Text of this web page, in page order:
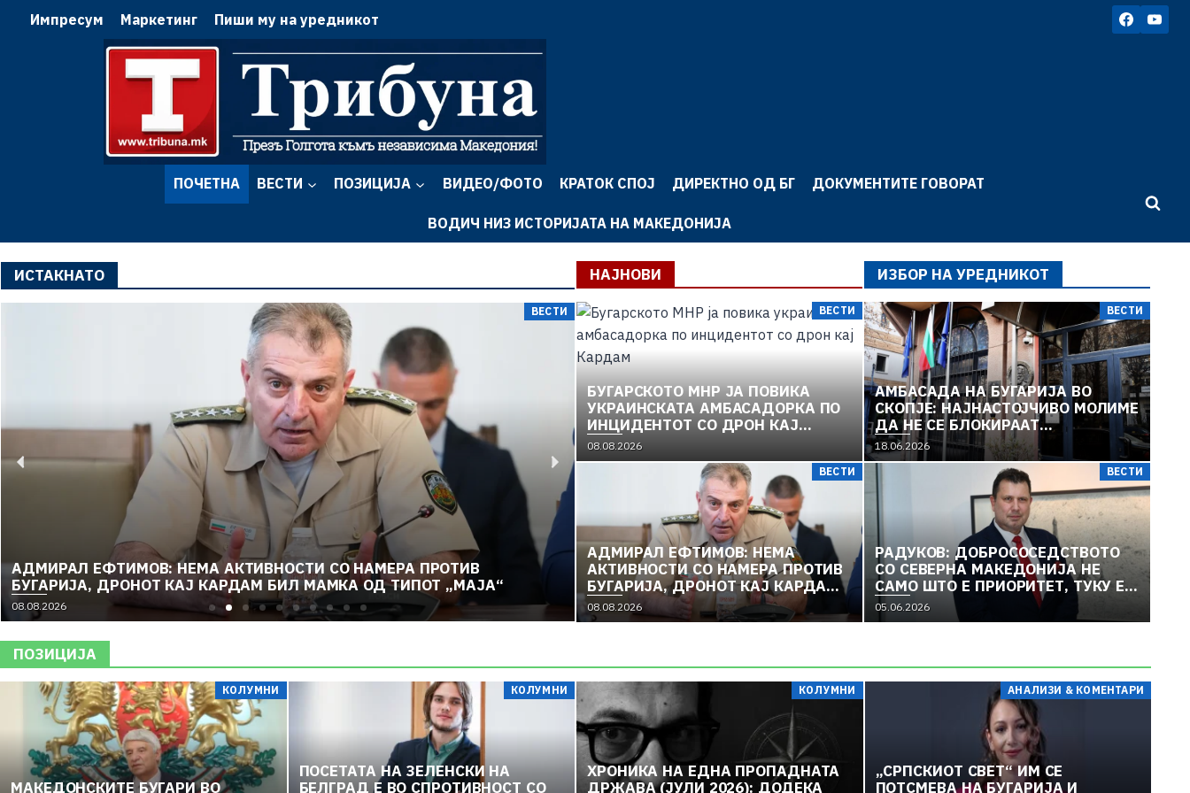
Импресум Маркетинг Пиши му на уредникот
ПОЧЕТНА ВЕСТИ ПОЗИЦИЈА ВИДЕО/ФОТО КРАТОК СПОЈ ДИРЕКТНО ОД БГ ДОКУМЕНТИТЕ ГОВОРАТ
ВОДИЧ НИЗ ИСТОРИЈАТА НА МАКЕДОНИЈА
ИСТАКНАТО
ВЕСТИ
АДМИРАЛ ЕФТИМОВ: НЕМА АКТИВНОСТИ СО НАМЕРА ПРОТИВ
БУГАРИЈА, ДРОНОТ КАЈ КАРДАМ БИЛ МАМКА ОД ТИПОТ „МАЈА“
08.08.2026
ВЕСТИ
УЧИТЕЛОТ НА СТАМБОЛОВ ЗА МАКЕДОНИЈА: ЗАБОРАВЕНИОТ ГЕОРГИ
КАНДИЛАРОВ И БИТКАТА ЗА БУГАРСКОТО УЧИЛИШТЕ
08.08.2026
НАЈНОВИ
ВЕСТИ
БУГАРСКОТО МНР ЈА ПОВИКА
УКРАИНСКАТА АМБАСАДОРКА ПО
ИНЦИДЕНТОТ СО ДРОН КАЈ
КАРДАМ
08.08.2026
ВЕСТИ
АДМИРАЛ ЕФТИМОВ: НЕМА
АКТИВНОСТИ СО НАМЕРА ПРОТИВ
БУГАРИЈА, ДРОНОТ КАЈ КАРДАМ
БИЛ МАМКА ОД ТИПОТ „МАЈА“
08.08.2026
ИЗБОР НА УРЕДНИКОТ
ВЕСТИ
АМБАСАДА НА БУГАРИЈА ВО
СКОПЈЕ: НАЈНАСТОЈЧИВО МОЛИМЕ
ДА НЕ СЕ БЛОКИРААТ
ГРАНИЧНИТЕ ПРЕМИНИ ИЛИ
ПАТИШТАТА МЕЃУ БУГАРИЈА И
СЕВЕРНА МАКЕДОНИЈА
18.06.2026
ВЕСТИ
РАДУКОВ: ДОБРОСОСЕДСТВОТО
СО СЕВЕРНА МАКЕДОНИЈА НЕ
САМО ШТО Е ПРИОРИТЕТ, ТУКУ Е И
ХОРИЗОНТАЛЕН КРИТЕРИУМ
05.06.2026
ПОЗИЦИЈА
КОЛУМНИ
МАКЕДОНСКИТЕ БУГАРИ ВО
КОЛУМНИ
ПОСЕТАТА НА ЗЕЛЕНСКИ НА
БЕЛГРАД Е ВО СПРОТИВНОСТ СО
КОЛУМНИ
ХРОНИКА НА ЕДНА ПРОПАДНАТА
ДРЖАВА (ЈУЛИ 2026): ДОДЕКА
АНАЛИЗИ & КОМЕНТАРИ
„СРПСКИОТ СВЕТ“ ИМ СЕ
ПОТСМЕВА НА БУГАРИЈА И